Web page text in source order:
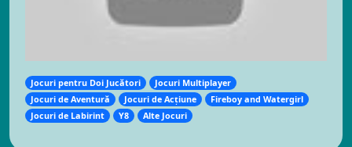
Jocuri pentru Doi Jucători
Jocuri Multiplayer
Jocuri de Aventură
Jocuri de Acțiune
Fireboy and Watergirl
Jocuri de Labirint
Y8 Alte Jocuri